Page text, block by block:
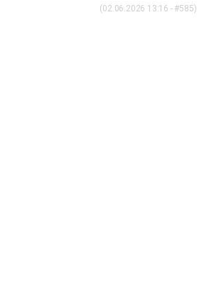
(02.06.2026 13:16 - #585)